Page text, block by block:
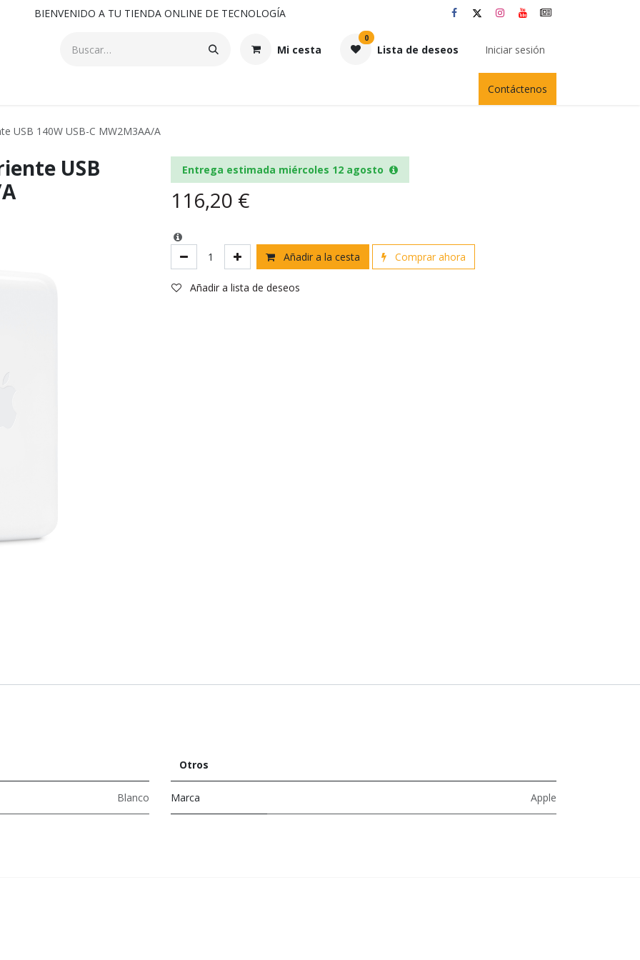
BIENVENIDO A TU TIENDA ONLINE DE TECNOLOGÍA
Mi cesta
0
Lista de deseos Iniciar sesión
Contáctenos
USB 140W USB-C MW2M3AA/A
USB
Entrega estimada miércoles 12 agosto
116,20 €
Añadir a la cesta Comprar ahora
Añadir a lista de deseos
Blanco
Otros
Marca Apple